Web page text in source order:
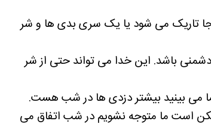
جا تاریک می شود یا یک سری بدی ها و شر
باشد. این خدا می تواند حتی از شر
می بینید بیشتر دزدی ها در شب هست.
است ما متوجه نشویم در شب اتفاق می